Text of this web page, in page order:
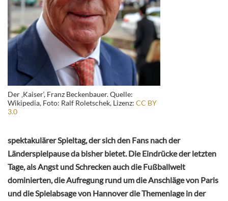
Der ‚Kaiser‘, Franz Beckenbauer. Quelle:
Wikipedia, Foto: Ralf Roletschek, Lizenz: CC BY
3.0
spektakulärer Spieltag, der sich den Fans nach der
Länderspielpause da bisher bietet. Die Eindrücke der letzten
Tage, als Angst und Schrecken auch die Fußballwelt
dominierten, die Aufregung rund um die Anschläge von Paris
und die Spielabsage von Hannover die Themenlage in der